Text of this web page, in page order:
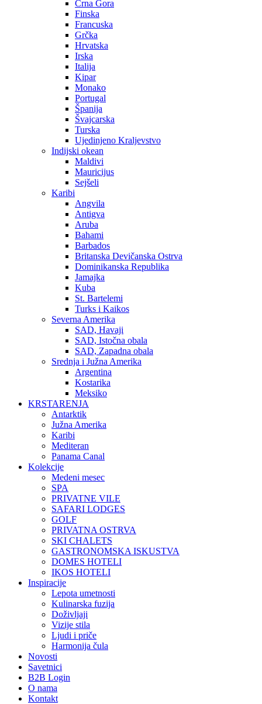
Crna Gora
Finska
Francuska
Grčka
Hrvatska
Irska
Italija
Kipar
Monako
Portugal
Španija
Švajcarska
Turska
Ujedinjeno Kraljevstvo
Indijski okean
Maldivi
Mauricijus
Sejšeli
Karibi
Angvila
Antigva
Aruba
Bahami
Barbados
Britanska Devičanska Ostrva
Dominikanska Republika
Jamajka
Kuba
St. Bartelemi
Turks i Kaikos
Severna Amerika
SAD, Havaji
SAD, Istočna obala
SAD, Zapadna obala
Srednja i Južna Amerika
Argentina
Kostarika
Meksiko
KRSTARENJA
Antarktik
Južna Amerika
Karibi
Mediteran
Panama Canal
Kolekcije
Medeni mesec
SPA
PRIVATNE VILE
SAFARI LODGES
GOLF
PRIVATNA OSTRVA
SKI CHALETS
GASTRONOMSKA ISKUSTVA
DOMES HOTELI
IKOS HOTELI
Inspiracije
Lepota umetnosti
Kulinarska fuzija
Doživljaji
Vizije stila
Ljudi i priče
Harmonija čula
Novosti
Savetnici
B2B Login
O nama
Kontakt